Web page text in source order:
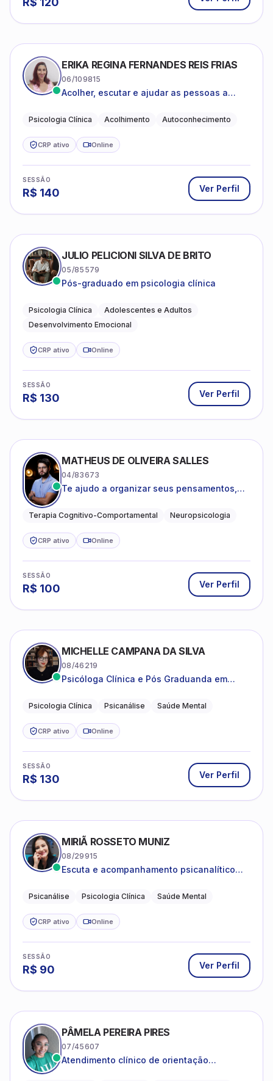
ERIKA REGINA FERNANDES REIS FRIAS
06/109815
Acolher, escutar e ajudar as pessoas a
Psicologia Clínica Acolhimento Autoconhecimento
CRP ativo Online
SESSÃO
R$ 140 Ver Perfil
JULIO PELICIONI SILVA DE BRITO
05/85579
Pós-graduado em psicologia clínica
Psicologia Clínica
Adolescentes e Adultos
Desenvolvimento Emocional
CRP ativo Online
SESSÃO
R$ 130 Ver Perfil
MATHEUS DE OLIVEIRA SALLES
04/83673
Te ajudo a organizar seus pensamentos,
clareza e sentido, com uma terapia
Terapia Cognitivo-Comportamental Neuropsicologia
CRP ativo Online
SESSÃO
R$ 100 Ver Perfil
MICHELLE CAMPANA DA SILVA
08/46219
Psicóloga Clínica e Pós Graduanda em
Psicologia Clínica Psicanálise Saúde Mental
CRP ativo Online
SESSÃO
R$ 130 Ver Perfil
MIRIÃ ROSSETO MUNIZ
08/29915
Escuta e acompanhamento psicanalítico
Psicanálise Psicologia Clínica Saúde Mental
CRP ativo Online
SESSÃO
R$ 90 Ver Perfil
PÂMELA PEREIRA PIRES
07/45607
Atendimento clínico de orientação